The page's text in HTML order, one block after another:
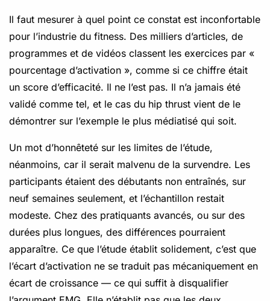
Il faut mesurer à quel point ce constat est inconfortable
pour l’industrie du fitness. Des milliers d’articles, de
programmes et de vidéos classent les exercices par «
pourcentage d’activation », comme si ce chiffre était
un score d’efficacité. Il ne l’est pas. Il n’a jamais été
validé comme tel, et le cas du hip thrust vient de le
démontrer sur l’exemple le plus médiatisé qui soit.
Un mot d’honnêteté sur les limites de l’étude,
néanmoins, car il serait malvenu de la survendre. Les
participants étaient des débutants non entraînés, sur
neuf semaines seulement, et l’échantillon restait
modeste. Chez des pratiquants avancés, ou sur des
durées plus longues, des différences pourraient
apparaître. Ce que l’étude établit solidement, c’est que
l’écart d’activation ne se traduit pas mécaniquement en
écart de croissance — ce qui suffit à disqualifier